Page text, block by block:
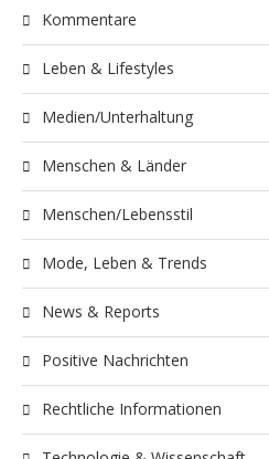
Kommentare
Leben & Lifestyles
Medien/Unterhaltung
Menschen & Länder
Menschen/Lebensstil
Mode, Leben & Trends
News & Reports
Positive Nachrichten
Rechtliche Informationen